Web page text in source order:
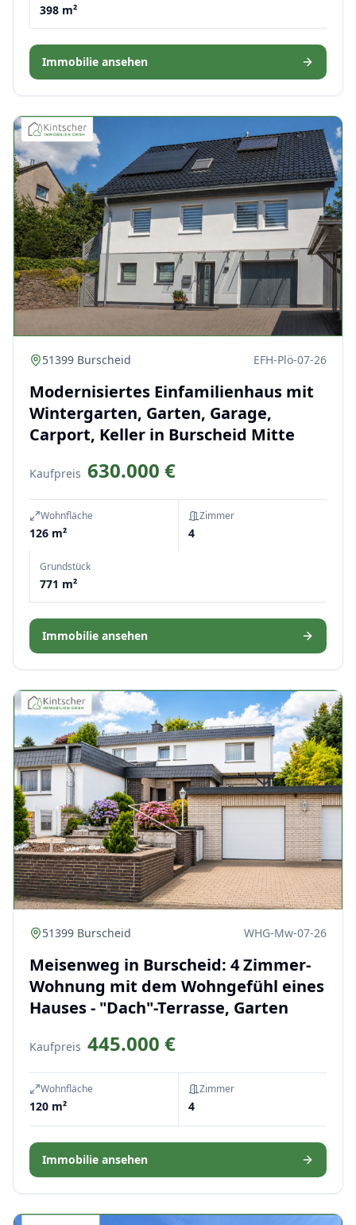
398 m²
Immobilie ansehen
51399 Burscheid EFH-Plö-07-26
Modernisiertes Einfamilienhaus mit
Wintergarten, Garten, Garage,
Carport, Keller in Burscheid Mitte
Kaufpreis 630.000 €
Wohnfläche
126 m²
Zimmer
4
Grundstück
771 m²
Immobilie ansehen
51399 Burscheid WHG-Mw-07-26
Meisenweg in Burscheid: 4 Zimmer-
Wohnung mit dem Wohngefühl eines
Hauses - "Dach"-Terrasse, Garten
Kaufpreis 445.000 €
Wohnfläche
120 m²
Zimmer
4
Immobilie ansehen